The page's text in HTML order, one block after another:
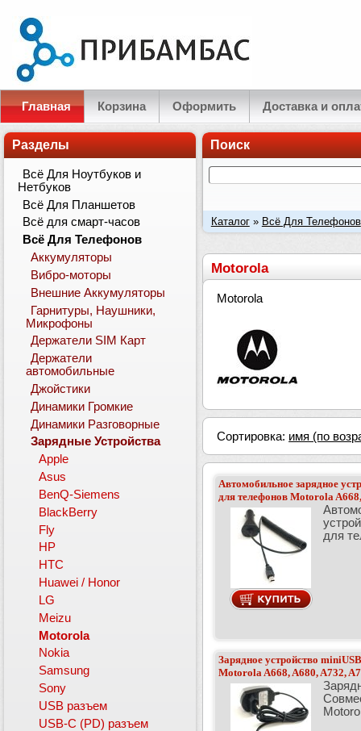
Главная Корзина Оформить Доставка и
Поиск
Каталог» Всё Для Телефонов
Motorola
Motorola
Сортировка: имя (по
Автомобильное зарядное
для телефонов Motorola
для
Зарядное устройство
Motorola A668, A680, A732,
Разделы
Всё Для Ноутбуков и
Нетбуков
Всё Для Планшетов
Всё для смарт-часов
Всё Для Телефонов
Аккумуляторы
Вибро-моторы
Внешние Аккумуляторы
Гарнитуры, Наушники,
Микрофоны
Держатели SIM Карт
Держатели
автомобильные
Джойстики
Динамики Громкие
Динамики Разговорные
Зарядные Устройства
Apple
Asus
BenQ-Siemens
BlackBerry
Fly
HP
HTC
Huawei / Honor
LG
Meizu
Motorola
Nokia
Samsung
Sony
USB разъем
USB-C (PD) разъем